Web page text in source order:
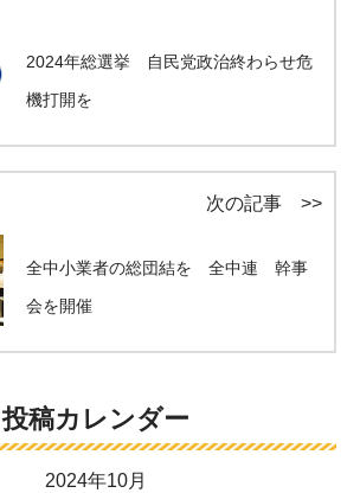
2024年総選挙 自民党政治終わらせ危
機打開を
次の記事 >>
全中小業者の総団結を 全中連 幹事
会を開催
投稿カレンダー
2024年10月